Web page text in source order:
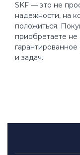
SKF — это не
надежности, на
положиться.
приобретаете
и задач.